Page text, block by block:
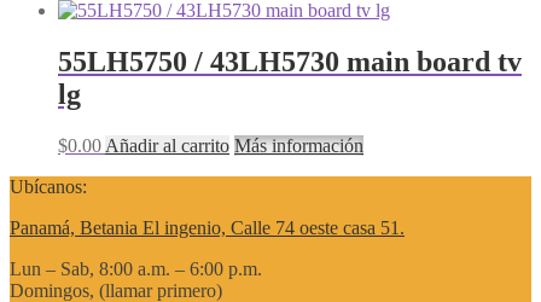
55LH5750 / 43LH5730 main board tv
lg
$0.00 Añadir al carrito Más información
Ubícanos:
Panamá, Betania El ingenio, Calle 74 oeste casa 51.
Lun – Sab, 8:00 a.m. – 6:00 p.m.
Domingos, (llamar primero)